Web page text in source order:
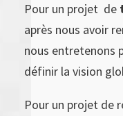
Pour un projet de
après nous avoir
nous entretenons
définir la vision
Pour un projet de